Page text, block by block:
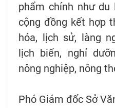
phẩm chính như
cộng đồng kết hợp
hóa, lịch sử, làng
lịch biển, nghỉ
nông nghiệp, nông
Phó Giám đốc Sở